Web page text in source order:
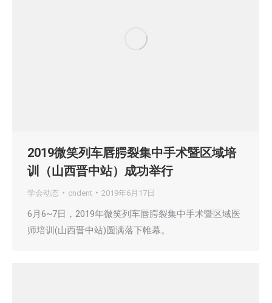
2019微笑列车唇腭裂集中手术暨区域培
训（山西晋中站）成功举行
学会动态 cndent 2019年6月17日
6月6~7日，2019年微笑列车唇腭裂集中手术暨区域医
师培训(山西晋中站)圆满落下帷幕。